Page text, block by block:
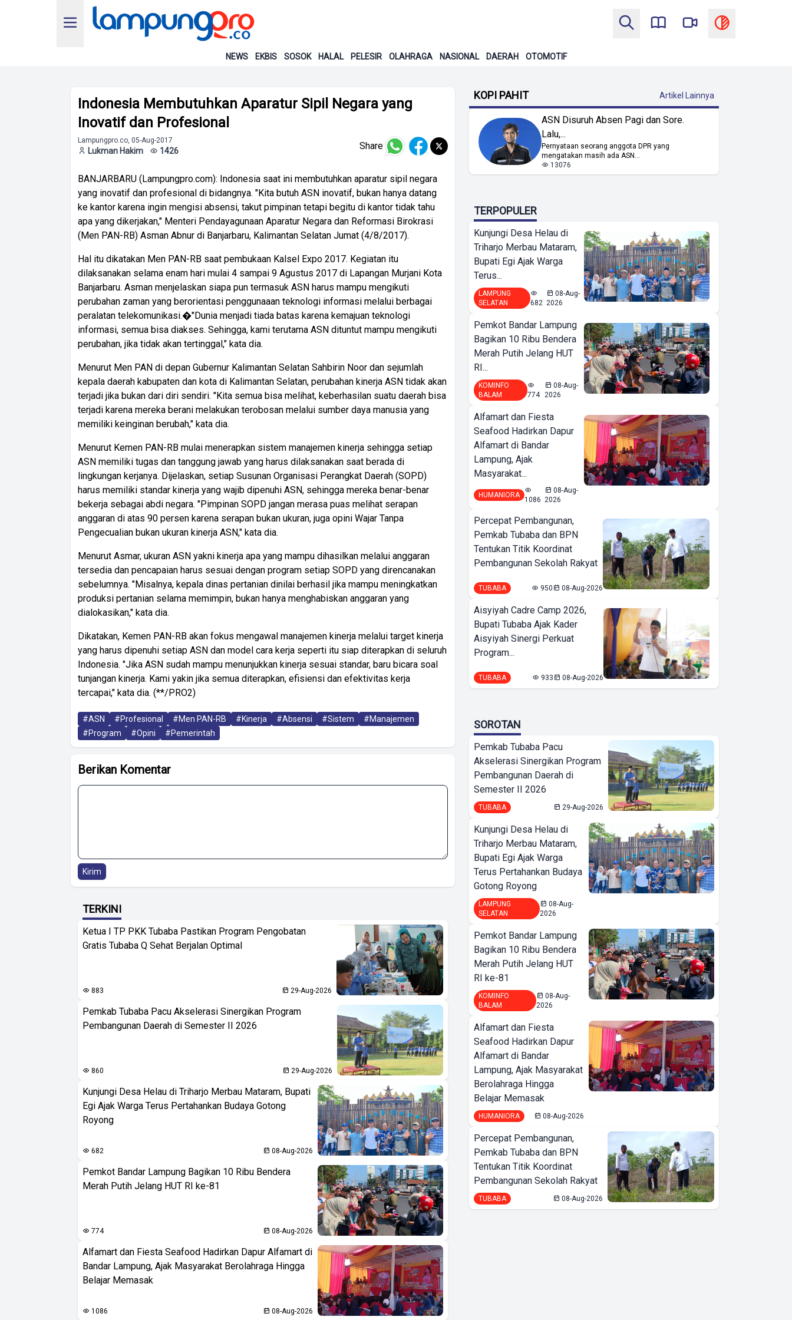
NEWS EKBIS SOSOK HALAL PELESIR OLAHRAGA NASIONAL DAERAH OTOMOTIF
Indonesia Membutuhkan Aparatur Sipil Negara yang
Inovatif dan Profesional
Lampungpro.co, 05-Aug-2017
Lukman Hakim 1426 Share
BANJARBARU (Lampungpro.com): Indonesia saat ini membutuhkan aparatur sipil negara
yang inovatif dan profesional di bidangnya. "Kita butuh ASN inovatif, bukan hanya datang
ke kantor karena ingin mengisi absensi, takut pimpinan tetapi begitu di kantor tidak tahu
apa yang dikerjakan," Menteri Pendayagunaan Aparatur Negara dan Reformasi Birokrasi
(Men PAN-RB) Asman Abnur di Banjarbaru, Kalimantan Selatan Jumat (4/8/2017).
Hal itu dikatakan Men PAN-RB saat pembukaan Kalsel Expo 2017. Kegiatan itu
dilaksanakan selama enam hari mulai 4 sampai 9 Agustus 2017 di Lapangan Murjani Kota
Banjarbaru. Asman menjelaskan siapa pun termasuk ASN harus mampu mengikuti
perubahan zaman yang berorientasi penggunaaan teknologi informasi melalui berbagai
peralatan telekomunikasi.�"Dunia menjadi tiada batas karena kemajuan teknologi
informasi, semua bisa diakses. Sehingga, kami terutama ASN dituntut mampu mengikuti
perubahan, jika tidak akan tertinggal," kata dia.
Menurut Men PAN di depan Gubernur Kalimantan Selatan Sahbirin Noor dan sejumlah
kepala daerah kabupaten dan kota di Kalimantan Selatan, perubahan kinerja ASN tidak akan
terjadi jika bukan dari diri sendiri. "Kita semua bisa melihat, keberhasilan suatu daerah bisa
terjadi karena mereka berani melakukan terobosan melalui sumber daya manusia yang
memiliki keinginan berubah," kata dia.
Menurut Kemen PAN-RB mulai menerapkan sistem manajemen kinerja sehingga setiap
ASN memiliki tugas dan tanggung jawab yang harus dilaksanakan saat berada di
lingkungan kerjanya. Dijelaskan, setiap Susunan Organisasi Perangkat Daerah (SOPD)
harus memiliki standar kinerja yang wajib dipenuhi ASN, sehingga mereka benar-benar
bekerja sebagai abdi negara. "Pimpinan SOPD jangan merasa puas melihat serapan
anggaran di atas 90 persen karena serapan bukan ukuran, juga opini Wajar Tanpa
Pengecualian bukan ukuran kinerja ASN," kata dia.
Menurut Asmar, ukuran ASN yakni kinerja apa yang mampu dihasilkan melalui anggaran
tersedia dan pencapaian harus sesuai dengan program setiap SOPD yang direncanakan
sebelumnya. "Misalnya, kepala dinas pertanian dinilai berhasil jika mampu meningkatkan
produksi pertanian selama memimpin, bukan hanya menghabiskan anggaran yang
dialokasikan," kata dia.
Dikatakan, Kemen PAN-RB akan fokus mengawal manajemen kinerja melalui target kinerja
yang harus dipenuhi setiap ASN dan model cara kerja seperti itu siap diterapkan di seluruh
Indonesia. "Jika ASN sudah mampu menunjukkan kinerja sesuai standar, baru bicara soal
tunjangan kinerja. Kami yakin jika semua diterapkan, efisiensi dan efektivitas kerja
tercapai," kata dia. (**/PRO2)
#ASN #Profesional #Men PAN-RB #Kinerja #Absensi #Sistem
#Manajemen
#Program
#Opini #Pemerintah
Berikan Komentar
Kirim
TERKINI
Ketua I TP PKK Tubaba Pastikan Program Pengobatan
Gratis Tubaba Q Sehat Berjalan Optimal
883 29-Aug-2026
Pemkab Tubaba Pacu Akselerasi Sinergikan Program
Pembangunan Daerah di Semester II 2026
860 29-Aug-2026
Kunjungi Desa Helau di Triharjo Merbau Mataram, Bupati
Egi Ajak Warga Terus Pertahankan Budaya Gotong
Royong
682 08-Aug-2026
Pemkot Bandar Lampung Bagikan 10 Ribu Bendera
Merah Putih Jelang HUT RI ke-81
774 08-Aug-2026
Alfamart dan Fiesta Seafood Hadirkan Dapur Alfamart di
Bandar Lampung, Ajak Masyarakat Berolahraga Hingga
Belajar Memasak
1086 08-Aug-2026
KOPI PAHIT Artikel Lainnya
ASN Disuruh Absen Pagi dan Sore.
Lalu,...
Pernyataan seorang anggota DPR yang
mengatakan masih ada ASN...
13076
TERPOPULER
Kunjungi Desa Helau di
Triharjo Merbau Mataram,
Bupati Egi Ajak Warga
Terus...
LAMPUNG
SELATAN
682
08-Aug-
2026
Pemkot Bandar Lampung
Bagikan 10 Ribu Bendera
Merah Putih Jelang HUT
RI...
KOMINFO
BALAM
774
08-Aug-
2026
Alfamart dan Fiesta
Seafood Hadirkan Dapur
Alfamart di Bandar
Lampung, Ajak
Masyarakat...
HUMANIORA
1086
08-Aug-
2026
Percepat Pembangunan,
Pemkab Tubaba dan BPN
Tentukan Titik Koordinat
Pembangunan Sekolah Rakyat
TUBABA 950 08-Aug-2026
Aisyiyah Cadre Camp 2026,
Bupati Tubaba Ajak Kader
Aisyiyah Sinergi Perkuat
Program...
TUBABA 933 08-Aug-2026
SOROTAN
Pemkab Tubaba Pacu
Akselerasi Sinergikan Program
Pembangunan Daerah di
Semester II 2026
TUBABA 29-Aug-2026
Kunjungi Desa Helau di
Triharjo Merbau Mataram,
Bupati Egi Ajak Warga
Terus Pertahankan Budaya
Gotong Royong
LAMPUNG
SELATAN
08-Aug-
2026
Pemkot Bandar Lampung
Bagikan 10 Ribu Bendera
Merah Putih Jelang HUT
RI ke-81
KOMINFO
BALAM
08-Aug-
2026
Alfamart dan Fiesta
Seafood Hadirkan Dapur
Alfamart di Bandar
Lampung, Ajak Masyarakat
Berolahraga Hingga
Belajar Memasak
HUMANIORA 08-Aug-2026
Percepat Pembangunan,
Pemkab Tubaba dan BPN
Tentukan Titik Koordinat
Pembangunan Sekolah Rakyat
TUBABA 08-Aug-2026